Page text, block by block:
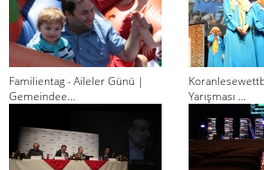
Familientag - Aileler Günü |
Gemeindee...
Yarışması ...